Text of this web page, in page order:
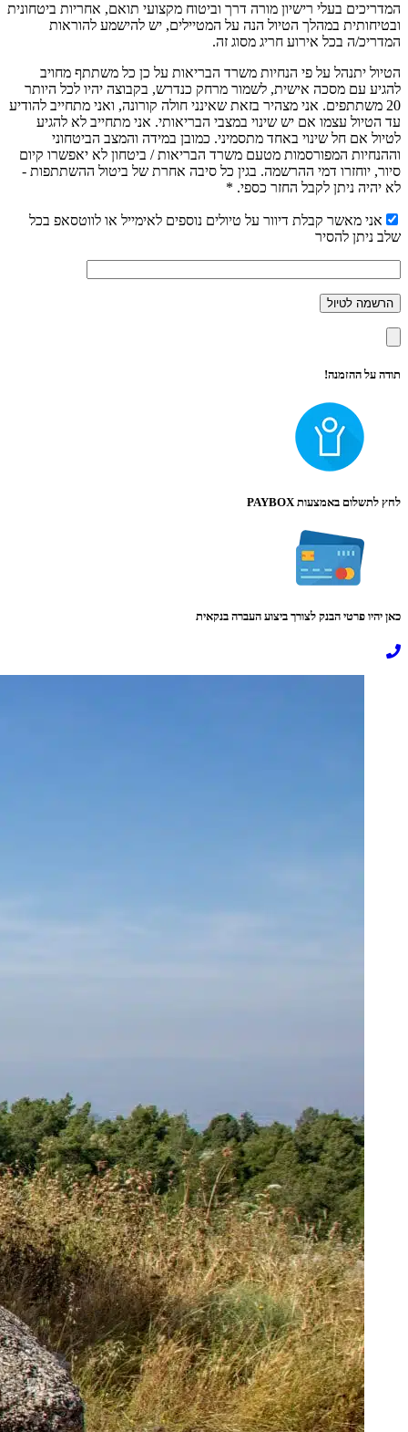
המדריכים בעלי רישיון מורה דרך וביטוח מקצועי תואם, אחריות ביטחונית
ובטיחותית במהלך הטיול הנה על המטיילים, יש להישמע להוראות
המדריכ/ה בכל אירוע חריג מסוג זה.
הטיול יתנהל על פי הנחיות משרד הבריאות על כן כל משתתף מחויב
להגיע עם מסכה אישית, לשמור מרחק כנדרש, בקבוצה יהיו לכל היותר
20 משתתפים. אני מצהיר בזאת שאינני חולה קורונה, ואני מתחייב להודיע
עד הטיול עצמו אם יש שינוי במצבי הבריאותי. אני מתחייב לא להגיע
לטיול אם חל שינוי באחד מתסמיני. כמובן במידה והמצב הביטחוני
וההנחיות המפורסמות מטעם משרד הבריאות / ביטחון לא יאפשרו קיום
סיור, יוחזרו דמי ההרשמה. בגין כל סיבה אחרת של ביטול ההשתתפות -
לא יהיה ניתן לקבל החזר כספי. *
אני מאשר קבלת דיוור על טיולים נוספים לאימייל או לווטסאפ בכל
שלב ניתן להסיר
תודה על ההזמנה!
לחץ לתשלום באמצעות PAYBOX
כאן יהיו פרטי הבנק לצורך ביצוע העברה בנקאית